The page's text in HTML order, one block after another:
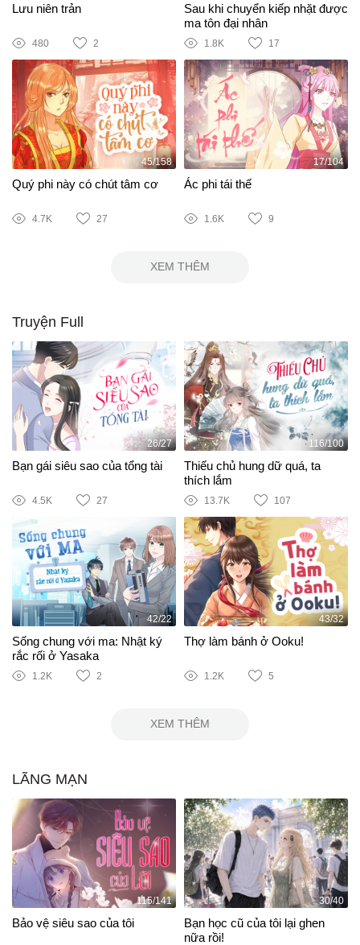
Lưu niên trản
480 2
Sau khi chuyển kiếp nhặt được
ma tôn đại nhân
1.8K 17
45/158
Quý phi này có chút tâm cơ
4.7K 27
17/104
Ác phi tái thế
1.6K 9
XEM THÊM
Truyện Full
26/27
Bạn gái siêu sao của tổng tài
4.5K 27
116/100
Thiếu chủ hung dữ quá, ta
thích lắm
13.7K 107
42/22
Sống chung với ma: Nhật ký
rắc rối ở Yasaka
1.2K 2
43/32
Thợ làm bánh ở Ooku!
1.2K 5
XEM THÊM
LÃNG MẠN
115/141
Bảo vệ siêu sao của tôi
30/40
Bạn học cũ của tôi lại ghen
nữa rồi!